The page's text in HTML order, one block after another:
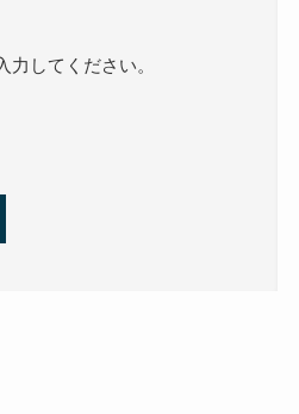
力してください。